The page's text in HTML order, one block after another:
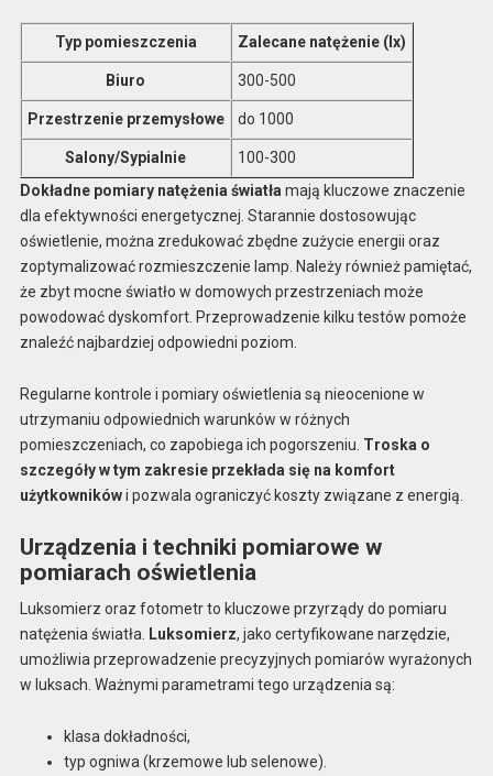
Typ pomieszczenia Zalecane natężenie (lx)
Biuro 300-500
Przestrzenie przemysłowe do 1000
Salony/Sypialnie
100-300
Dokładne pomiary natężenia światła mają kluczowe znaczenie
dla efektywności energetycznej. Starannie dostosowując
oświetlenie, można zredukować zbędne zużycie energii oraz
zoptymalizować rozmieszczenie lamp. Należy również pamiętać,
że zbyt mocne światło w domowych przestrzeniach może
powodować dyskomfort. Przeprowadzenie kilku testów pomoże
znaleźć najbardziej odpowiedni poziom.
Regularne kontrole i pomiary oświetlenia są nieocenione w
utrzymaniu odpowiednich warunków w różnych
pomieszczeniach, co zapobiega ich pogorszeniu. Troska o
szczegóły w tym zakresie przekłada się na komfort
użytkownikówi pozwala ograniczyć koszty związane z energią.
Urządzenia i techniki pomiarowe w
pomiarach oświetlenia
Luksomierz oraz fotometr to kluczowe przyrządy do pomiaru
natężenia światła. Luksomierz, jako certyfikowane narzędzie,
umożliwia przeprowadzenie precyzyjnych pomiarów wyrażonych
w luksach. Ważnymi parametrami tego urządzenia są:
klasa dokładności,
typ ogniwa (krzemowe lub selenowe).